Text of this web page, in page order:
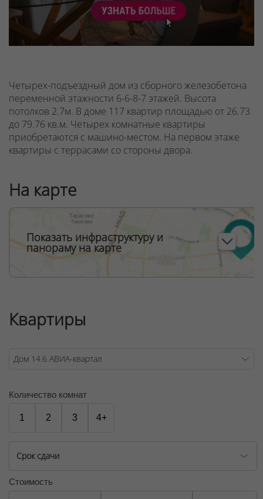
Четырех-подъездный дом из сборного железобетона
переменной этажности 6-6-8-7 этажей. Высота
потолков 2.7м. В доме 117 квартир площадью от 26.73
до 79.76 кв.м. Четырех комнатные квартиры
приобретаются с машино-местом. На первом этаже
квартиры с террасами со стороны двора.
На карте
Показать инфраструктуру и
панораму на карте
Квартиры
Количество комнат
1 2 3 4+
Срок сдачи
Стоимость